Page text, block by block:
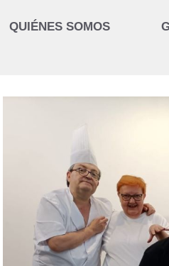
QUIÉNES SOMOS